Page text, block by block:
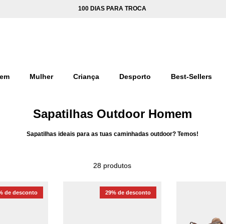
100 DIAS PARA TROCA
Mulher Criança Desporto Best-Sellers
Sapatilhas Outdoor Homem
Sapatilhas ideais para as tuas caminhadas outdoor? Temos!
28 produtos
de desconto 29% de desconto